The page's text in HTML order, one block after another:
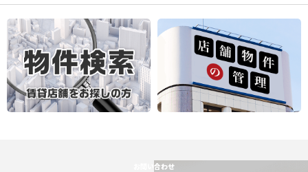
お問い合わせ